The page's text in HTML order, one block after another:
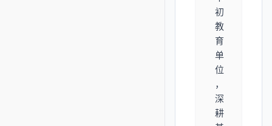
初
教
育
单
位
，
深
耕